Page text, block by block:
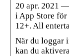
20 apr. 2021
i App Store för
12+. All
När du loggar
kan du